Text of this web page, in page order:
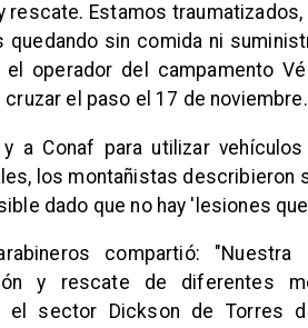
rescate. Estamos
quedando sin comida ni
el operador del campamento
el paso el 17 de noviembre.
a Conaf para utilizar
los montañistas describieron
dado que no hay 'lesiones
compartió: "Nuestra
y rescate de diferentes
el sector Dickson de Torres